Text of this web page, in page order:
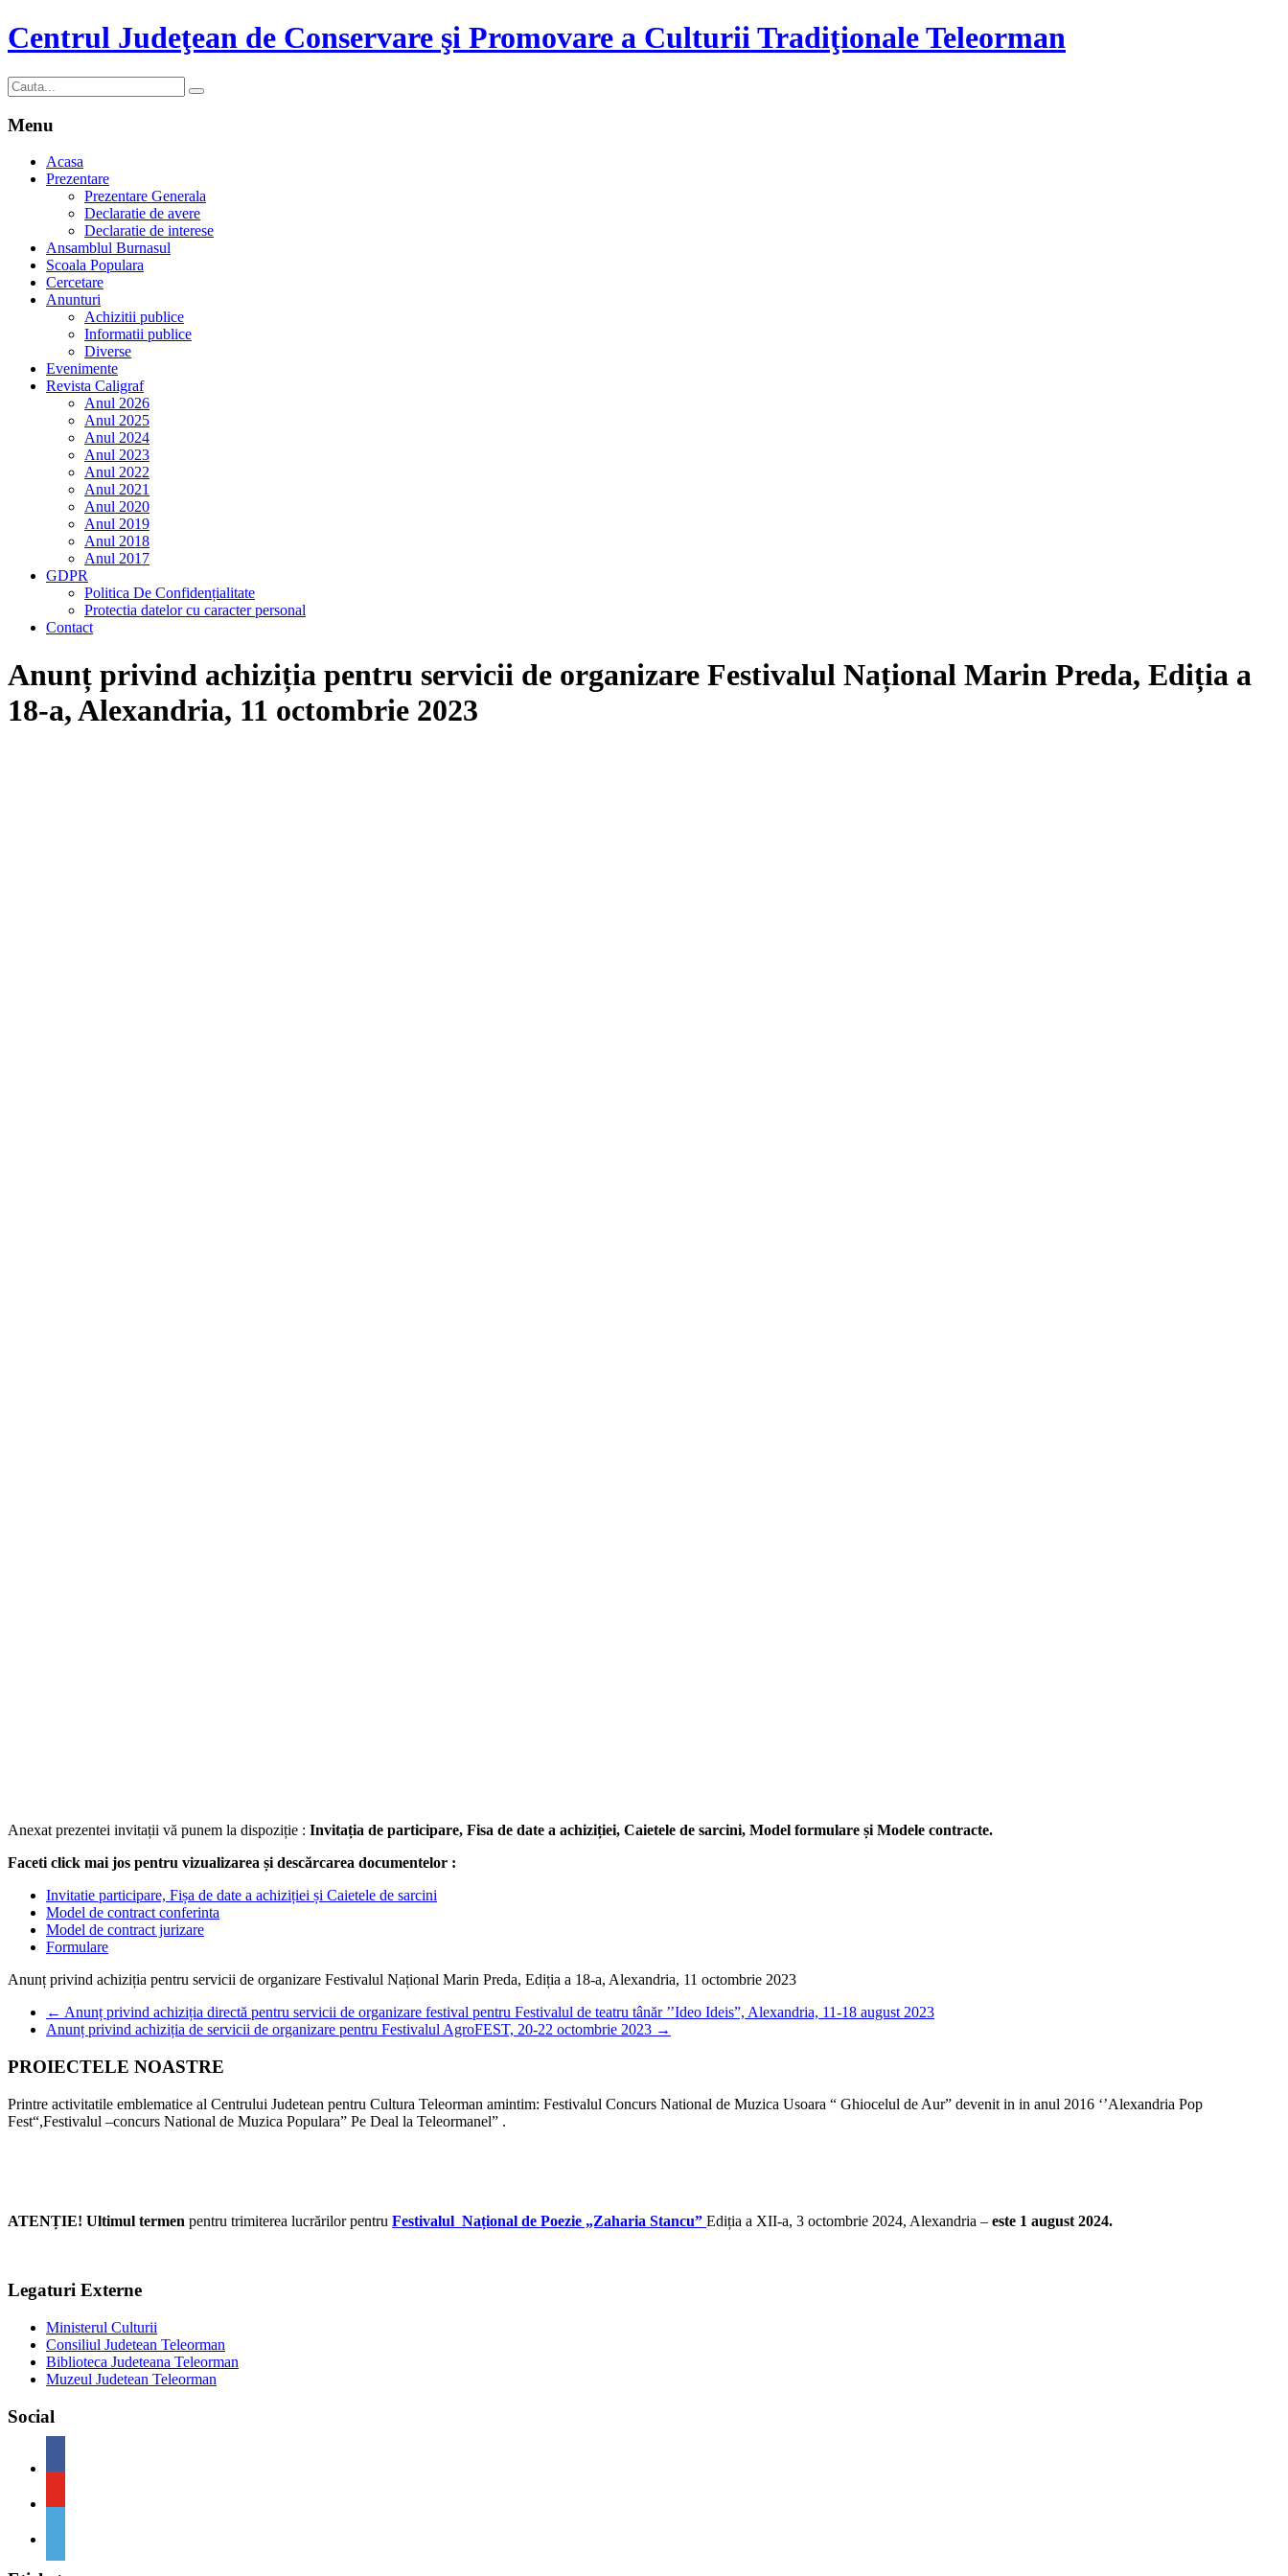
Centrul Judeţean de Conservare şi Promovare a Culturii Tradiţionale Teleorman
Menu
Acasa
Prezentare
Prezentare Generala
Declaratie de avere
Declaratie de interese
Ansamblul Burnasul
Scoala Populara
Cercetare
Anunturi
Achizitii publice
Informatii publice
Diverse
Evenimente
Revista Caligraf
Anul 2026
Anul 2025
Anul 2024
Anul 2023
Anul 2022
Anul 2021
Anul 2020
Anul 2019
Anul 2018
Anul 2017
GDPR
Politica De Confidențialitate
Protectia datelor cu caracter personal
Contact
Anunț privind achiziția pentru servicii de organizare Festivalul Național Marin Preda, Ediția a
18-a, Alexandria, 11 octombrie 2023
Anexat prezentei invitații vă punem la dispoziție : Invitația de participare, Fisa de date a achiziției, Caietele de sarcini, Model formulare și Modele contracte.
Faceti click mai jos pentru vizualizarea și descărcarea documentelor :
Invitatie participare, Fișa de date a achiziției și Caietele de sarcini
Model de contract conferinta
Model de contract jurizare
Formulare
Anunț privind achiziția pentru servicii de organizare Festivalul Național Marin Preda, Ediția a 18-a, Alexandria, 11 octombrie 2023
← Anunț privind achiziția directă pentru servicii de organizare festival pentru Festivalul de teatru tânăr ’’Ideo Ideis”, Alexandria, 11-18 august 2023
Anunț privind achiziția de servicii de organizare pentru Festivalul AgroFEST, 20-22 octombrie 2023 →
PROIECTELE NOASTRE
Printre activitatile emblematice al Centrului Judetean pentru Cultura Teleorman amintim: Festivalul Concurs National de Muzica Usoara “ Ghiocelul de Aur” devenit in in anul 2016 ‘’Alexandria Pop
Fest“,Festivalul –concurs National de Muzica Populara” Pe Deal la Teleormanel” .
ATENȚIE! Ultimul termen pentru trimiterea lucrărilor pentru Festivalul Național de Poezie „Zaharia Stancu” Ediția a XII-a, 3 octombrie 2024, Alexandria – este 1 august 2024.
Legaturi Externe
Ministerul Culturii
Consiliul Judetean Teleorman
Biblioteca Judeteana Teleorman
Muzeul Judetean Teleorman
Social